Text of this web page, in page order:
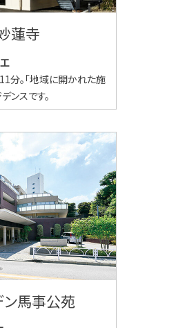
蓮寺
分。「地域に開かれた施
ンスです。
ン馬事公苑